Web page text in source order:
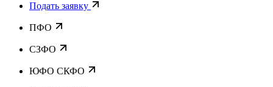
Подать заявку
ПФО
СЗФО
ЮФО СКФО